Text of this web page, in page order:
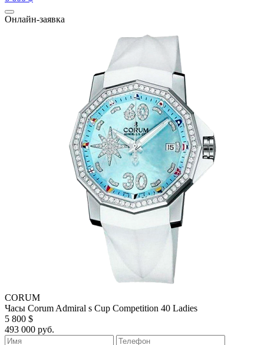
Онлайн-заявка
CORUM
Часы Corum Admiral s Cup Competition 40 Ladies
5 800 $
493 000 руб.